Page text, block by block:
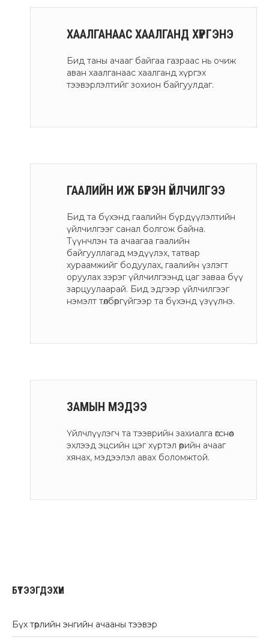
ХААЛГАНААС ХААЛГАНД ХҮРГЭНЭ
Бид таны ачааг байгаа газраас нь очиж
аван хаалганаас хаалганд хүргэх
тээвэрлэлтийг зохион байгуулдаг.
ГААЛИЙН ИЖ БҮРЭН ҮЙЛЧИЛГЭЭ
Бид та бүхэнд гаалийн бүрдүүлэлтийн
үйлчилгээг санал болгож байна.
Түүнчлэн та ачаагаа гаалийн
байгууллагад мэдүүлэх, татвар
хураамжийг бодуулах, гаалийн үзлэгт
оруулах зэрэг үйлчилгээнд цаг заваа бүү
зарцуулаарай. Бид эдгээр үйлчилгээг
нэмэлт төлбөргүйгээр та бүхэнд үзүүлнэ.
ЗАМЫН МЭДЭЭ
Үйлчлүүлэгч та тээврийн захиалга өгснөөс
эхлээд эцсийн цэг хүртэл өөрийн ачааг
хянах, мэдээлэл авах боломжтой.
БҮТЭЭГДЭХҮҮН
Бүх төрлийн энгийн ачааны тээвэр